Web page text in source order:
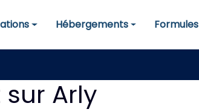
de skiHébergements
Hébergements Formules
Formules
Arly